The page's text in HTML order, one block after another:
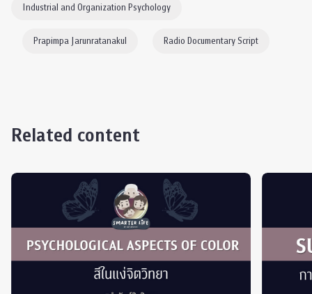
Industrial and Organization Psychology
Prapimpa Jarunratanakul Radio Documentary Script
Related content